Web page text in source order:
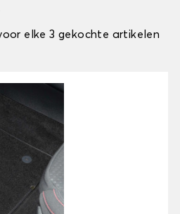
elke 3 gekochte artikelen